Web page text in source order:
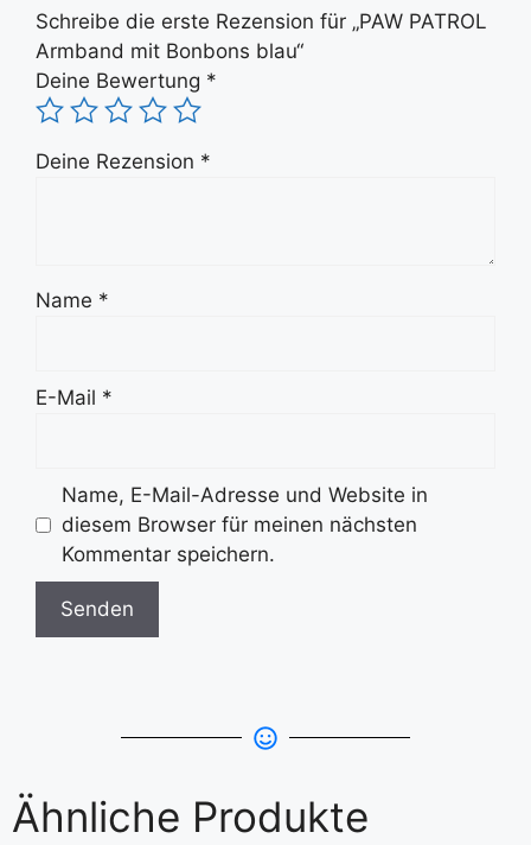
Schreibe die erste Rezension für „PAW PATROL
Armband mit Bonbons blau“
Deine Bewertung *
Deine Rezension *
Name *
E-Mail *
Name, E-Mail-Adresse und Website in
diesem Browser für meinen nächsten
Kommentar speichern.
Ähnliche Produkte